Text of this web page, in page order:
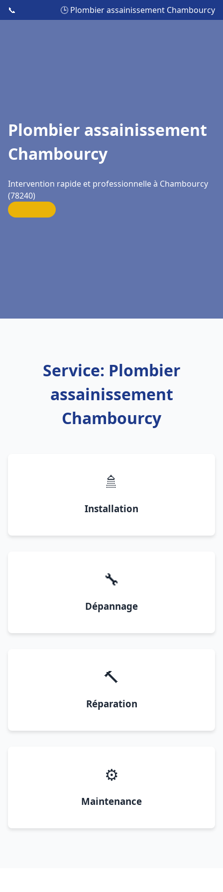
📞 🕒 Plombier assainissement Chambourcy
Plombier assainissement
Chambourcy
Intervention rapide et professionnelle à Chambourcy
(78240)
Service: Plombier
assainissement
Chambourcy
🚿
Installation
🔧
Dépannage
🔨
Réparation
⚙️
Maintenance